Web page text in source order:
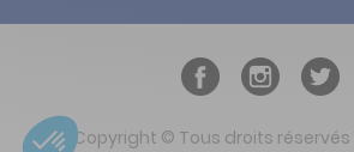
Copyright © Tous droits réservés